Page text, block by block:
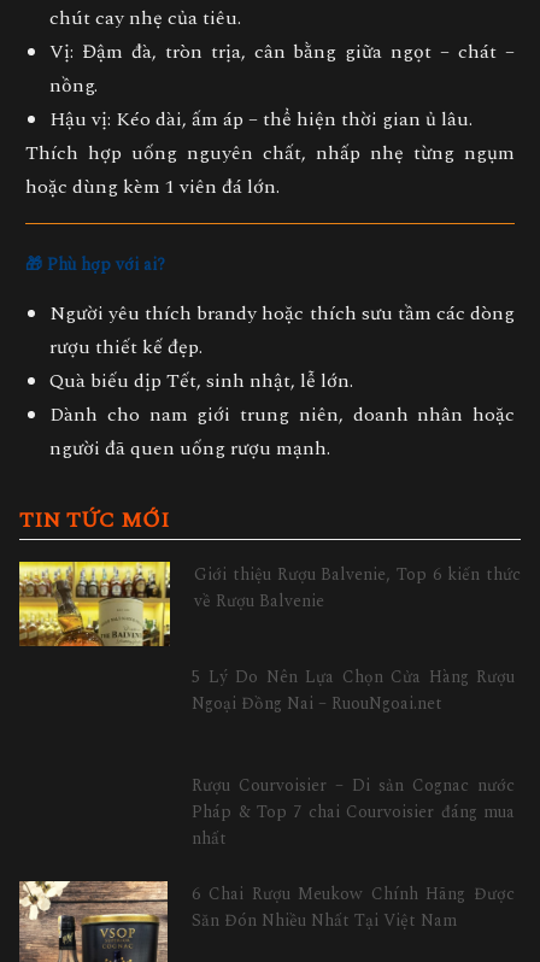
chút cay nhẹ của tiêu.
Vị: Đậm đà, tròn trịa, cân bằng giữa ngọt – chát –
nồng.
Hậu vị: Kéo dài, ấm áp – thể hiện thời gian ủ lâu.
Thích hợp uống nguyên chất, nhấp nhẹ từng ngụm
hoặc dùng kèm 1 viên đá lớn.
🎁Phù hợp với ai?
Người yêu thích brandy hoặc thích sưu tầm các dòng
rượu thiết kế đẹp.
Quà biếu dịp Tết, sinh nhật, lễ lớn.
Dành cho nam giới trung niên, doanh nhân hoặc
người đã quen uống rượu mạnh.
TIN TỨC MỚI
Giới thiệu Rượu Balvenie, Top 6 kiến thức
về Rượu Balvenie
5 Lý Do Nên Lựa Chọn Cửa Hàng Rượu
Ngoại Đồng Nai – RuouNgoai.net
Rượu Courvoisier – Di sản Cognac nước
Pháp & Top 7 chai Courvoisier đáng mua
nhất
6 Chai Rượu Meukow Chính Hãng Được
Săn Đón Nhiều Nhất Tại Việt Nam